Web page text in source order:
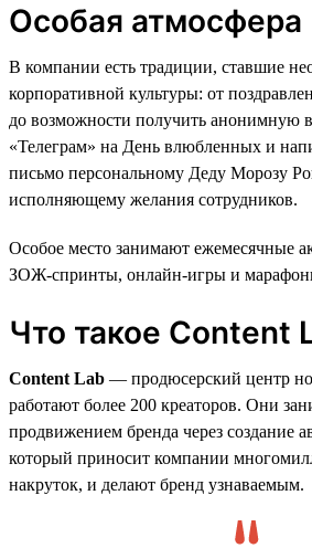
Особая атмосфера
В компании есть традиции, ставшие
корпоративной культуры: от
до возможности получить анонимную
«Телеграм» на День влюбленных и
письмо персональному Деду Морозу
исполняющему желания сотрудников.
Особое место занимают ежемесячные
ЗОЖ-спринты, онлайн-игры и
Что такое Content
Content Lab — продюсерский центр
работают более 200 креаторов. Они
продвижением бренда через создание
который приносит компании
накруток, и делают бренд узнаваемым.